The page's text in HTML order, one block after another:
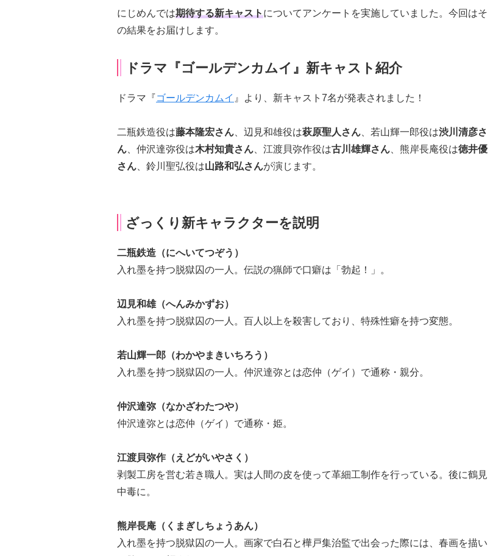
にじめんでは期待する新キャストについてアンケートを実施していました。今回はそ
の結果をお届けします。
ドラマ『ゴールデンカムイ』新キャスト紹介
ドラマ『ゴールデンカムイ 』より、新キャスト7名が発表されました！
二瓶鉄造役は藤本隆宏さん 、辺見和雄役は萩原聖人さん 、若山輝一郎役は渋川清彦さ
ん 、仲沢達弥役は木村知貴さん 、江渡貝弥作役は古川雄輝さん 、熊岸長庵役は徳井優
さん 、鈴川聖弘役は山路和弘さんが演じます。
ざっくり新キャラクターを説明
二瓶鉄造（にへいてつぞう）
入れ墨を持つ脱獄囚の一人。伝説の猟師で口癖は「勃起！」。
辺見和雄（へんみかずお）
入れ墨を持つ脱獄囚の一人。百人以上を殺害しており、特殊性癖を持つ変態。
若山輝一郎（わかやまきいちろう）
入れ墨を持つ脱獄囚の一人。仲沢達弥とは恋仲（ゲイ）で通称・親分。
仲沢達弥（なかざわたつや）
仲沢達弥とは恋仲（ゲイ）で通称・姫。
江渡貝弥作（えどがいやさく）
剥製工房を営む若き職人。実は人間の皮を使って革細工制作を行っている。後に鶴見
中毒に。
熊岸長庵（くまぎしちょうあん）
入れ墨を持つ脱獄囚の一人。画家で白石と樺戸集治監で出会った際には、春画を描い